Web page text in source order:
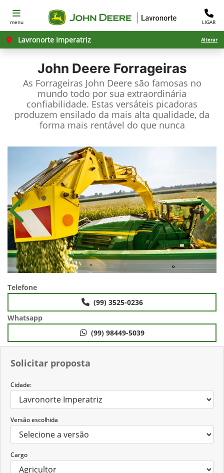
menu LIGAR
Lavronorte Imperatriz Alterar
John Deere Forrageiras
As Forrageiras John Deere são famosas no
mundo todo por sua extraordinária
confiabilidade. Estas versáteis picadoras
produzem ensilado da mais alta qualidade, da
forma mais rentável do que nunca
Solicitar proposta
Cidade:
Versão escolhida
Cargo
Anterior
Telefone
(99) 3525-0236
Whatsapp
(99) 98449-5039